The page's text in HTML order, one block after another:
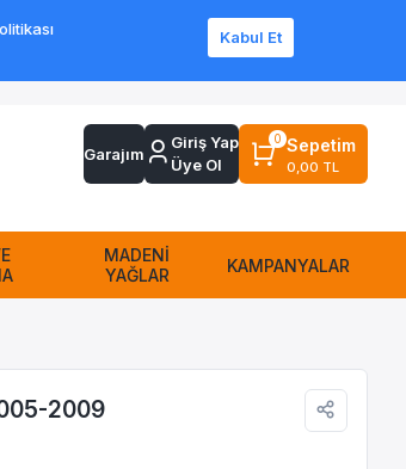
Garajım
Giriş Yap
Üye Ol
0 Sepetim
0,00 TL
MADENİ
YAĞLAR
KAMPANYALAR
2009
Kabul Et